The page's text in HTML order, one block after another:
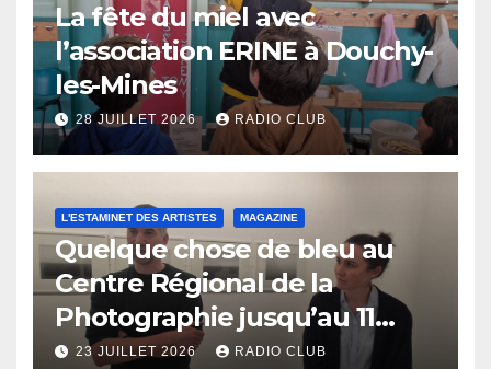
La fête du miel avec
l’association ERINE à Douchy-
les-Mines
28 JUILLET 2026 RADIO CLUB
L'ESTAMINET DES ARTISTES MAGAZINE
Quelque chose de bleu au
Centre Régional de la
Photographie jusqu’au 11
octobre
23 JUILLET 2026 RADIO CLUB